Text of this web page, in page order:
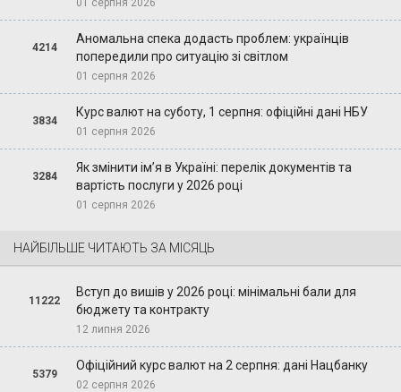
4214
Аномальна спека додасть проблем: українців
попередили про ситуацію зі світлом
01 серпня 2026
3834
Курс валют на суботу, 1 серпня: офіційні дані НБУ
01 серпня 2026
3284
Як змінити ім’я в Україні: перелік документів та
вартість послуги у 2026 році
01 серпня 2026
НАЙБІЛЬШЕ ЧИТАЮТЬ ЗА МІСЯЦЬ
11222
Вступ до вишів у 2026 році: мінімальні бали для
бюджету та контракту
12 липня 2026
5379
Офіційний курс валют на 2 серпня: дані Нацбанку
02 серпня 2026